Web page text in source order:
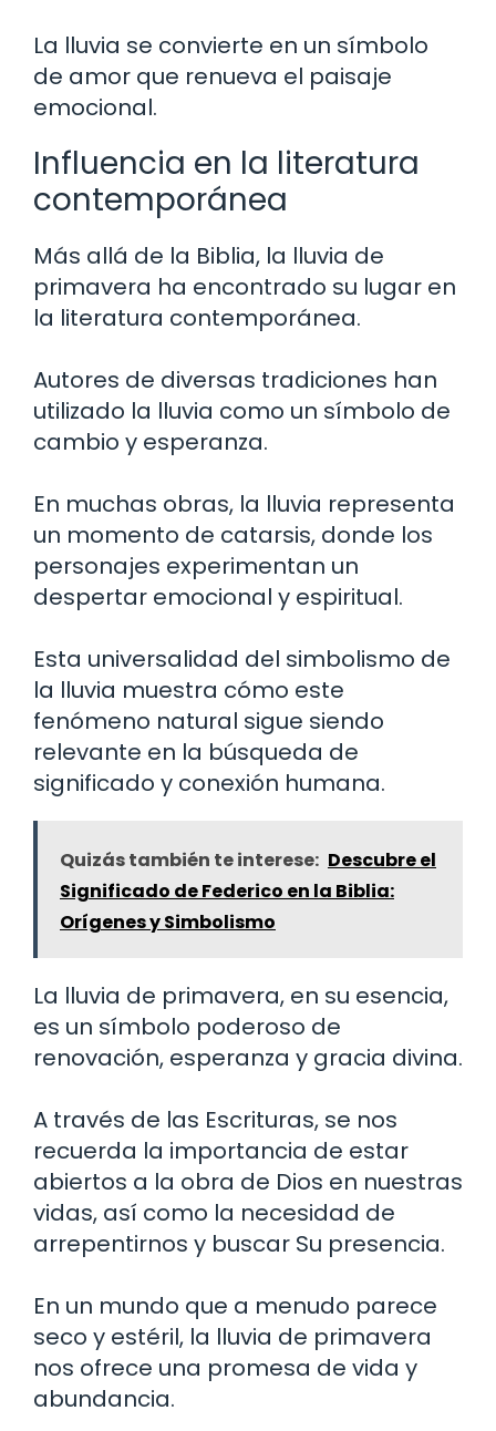
La lluvia se convierte en un símbolo
de amor que renueva el paisaje
emocional.
Influencia en la literatura
contemporánea
Más allá de la Biblia, la lluvia de
primavera ha encontrado su lugar en
la literatura contemporánea.
Autores de diversas tradiciones han
utilizado la lluvia como un símbolo de
cambio y esperanza.
En muchas obras, la lluvia representa
un momento de catarsis, donde los
personajes experimentan un
despertar emocional y espiritual.
Esta universalidad del simbolismo de
la lluvia muestra cómo este
fenómeno natural sigue siendo
relevante en la búsqueda de
significado y conexión humana.
Quizás también te interese: Descubre el
Significado de Federico en la Biblia:
Orígenes y Simbolismo
La lluvia de primavera, en su esencia,
es un símbolo poderoso de
renovación, esperanza y gracia divina.
A través de las Escrituras, se nos
recuerda la importancia de estar
abiertos a la obra de Dios en nuestras
vidas, así como la necesidad de
arrepentirnos y buscar Su presencia.
En un mundo que a menudo parece
seco y estéril, la lluvia de primavera
nos ofrece una promesa de vida y
abundancia.